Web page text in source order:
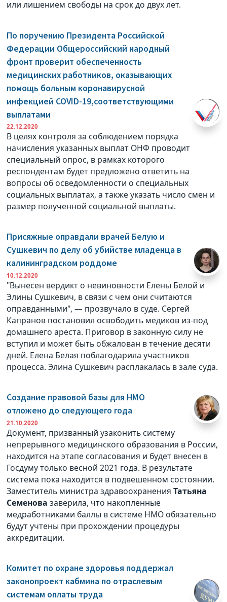
или лишением свободы на срок до двух лет.
По поручению Президента Российской
Федерации Общероссийский народный
фронт проверит обеспеченность
медицинских работников, оказывающих
помощь больным коронавирусной
инфекцией COVID-19,соответствующими
выплатами
22.12.2020
В целях контроля за соблюдением порядка
начисления указанных выплат ОНФ проводит
специальный опрос, в рамках которого
респондентам будет предложено ответить на
вопросы об осведомленности о специальных
социальных выплатах, а также указать число смен и
размер полученной социальной выплаты.
Присяжные оправдали врачей Белую и
Сушкевич по делу об убийстве младенца в
калининградском роддоме
10.12.2020
"Вынесен вердикт о невиновности Елены Белой и
Элины Сушкевич, в связи с чем они считаются
оправданными", — прозвучало в суде. Сергей
Капранов постановил освободить медиков из-под
домашнего ареста. Приговор в законную силу не
вступил и может быть обжалован в течение десяти
дней. Елена Белая поблагодарила участников
процесса. Элина Сушкевич расплакалась в зале суда.
Создание правовой базы для НМО
отложено до следующего года
21.10.2020
Документ, призванный узаконить систему
непрерывного медицинского образования в России,
находится на этапе согласования и будет внесен в
Госдуму только весной 2021 года. В результате
система пока находится в подвешенном состоянии.
Заместитель министра здравоохраненияТатьяна
Семенова заверила, что накопленные
медработниками баллы в системе НМО обязательно
будут учтены при прохождении процедуры
аккредитации.
Комитет по охране здоровья поддержал
законопроект кабмина по отраслевым
системам оплаты труда